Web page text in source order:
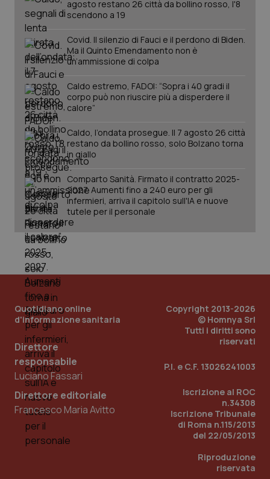
agosto restano 26 città da bollino rosso, l'8
scendono a 19
Covid. Il silenzio di Fauci e il perdono di Biden.
Ma il Quinto Emendamento non è
un’ammissione di colpa
Caldo estremo, FADOI: “Sopra i 40 gradi il
corpo può non riuscire più a disperdere il
calore”
Caldo, l’ondata prosegue. Il 7 agosto 26 città
restano da bollino rosso, solo Bolzano torna
in giallo
Comparto Sanità. Firmato il contratto 2025-
2027. Aumenti fino a 240 euro per gli
infermieri, arriva il capitolo sull'IA e nuove
tutele per il personale
Quotidiano online
d'informazione sanitaria
Direttore
responsabile
Luciano Fassari
Direttore editoriale
Francesco Maria Avitto
Copyright 2013-2026
© Homnya Srl
Tutti i diritti sono
riservati
P.I. e C.F. 13026241003
Iscrizione al ROC
n.34308
Iscrizione Tribunale
di Roma n.115/2013
del 22/05/2013
Riproduzione
riservata
session-id
_ga
Google LLC
www.quotidianosanita.it